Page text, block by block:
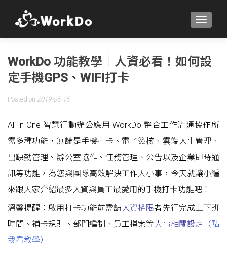
WorkDo 功能教學｜人資必看！如何設
定手機GPS、WIFI打卡
Posted on 2019-05-15
All-in-One 智慧行動辦公應用 WorkDo 整合工作溝通協作所
需多種功能，無論是手機打卡、電子簽核、雲端人事管理、
出缺勤管理、辦公室協作、任務管理、公告以及企業即時通
訊等功能，為您與團隊高效解決工作大小事，今天就讓小編
來跟大家介紹最多人資與員工最愛用的手機打卡功能吧！
溫馨提醒：啟用打卡功能前需請人資權限者先行完成上下班
時間、補卡規則、部門編制、員工檔案等 人事相關設定（點
我看教學）